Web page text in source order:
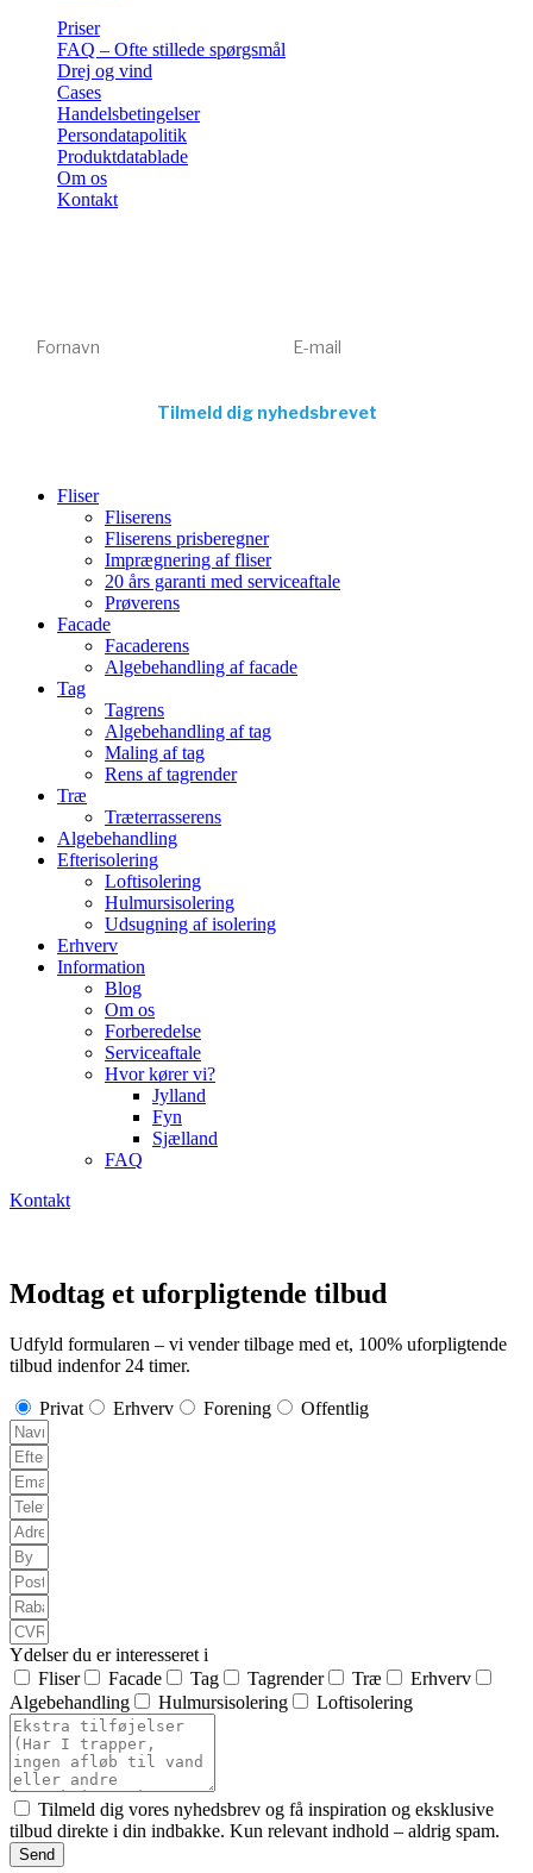
Priser
FAQ – Ofte stillede spørgsmål
Drej og vind
Cases
Handelsbetingelser
Persondatapolitik
Produktdatablade
Om os
Kontakt
Tilmeld dig nyhedsbrevet
Fliser
Fliserens
Fliserens prisberegner
Imprægnering af fliser
20 års garanti med serviceaftale
Prøverens
Facade
Facaderens
Algebehandling af facade
Tag
Tagrens
Algebehandling af tag
Maling af tag
Rens af tagrender
Træ
Træterrasserens
Algebehandling
Efterisolering
Loftisolering
Hulmursisolering
Udsugning af isolering
Erhverv
Information
Blog
Om os
Forberedelse
Serviceaftale
Hvor kører vi?
Jylland
Fyn
Sjælland
FAQ
Kontakt
Modtag et uforpligtende tilbud
Udfyld formularen – vi vender tilbage med et, 100% uforpligtende
tilbud indenfor 24 timer.
Privat Erhverv Forening Offentlig
Ydelser du er interesseret i
Fliser
Facade Tag Tagrender Træ
Erhverv
Algebehandling
Hulmursisolering Loftisolering
Tilmeld dig vores nyhedsbrev og få inspiration og eksklusive
tilbud direkte i din indbakke. Kun relevant indhold – aldrig spam.
Send